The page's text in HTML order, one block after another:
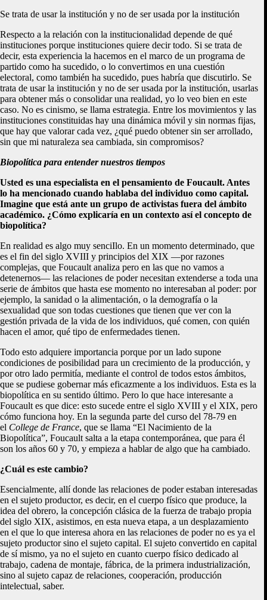
Se trata de usar la institución y no de ser usada por la institución
Respecto a la relación con la institucionalidad depende de qué
instituciones porque instituciones quiere decir todo. Si se trata de
decir, esta experiencia la hacemos en el marco de un programa de
partido como ha sucedido, o lo convertimos en una cuestión
electoral, como también ha sucedido, pues habría que discutirlo. Se
trata de usar la institución y no de ser usada por la institución, usarlas
para obtener más o consolidar una realidad, yo lo veo bien en este
caso. No es cinismo, se llama estrategia. Entre los movimientos y las
instituciones constituidas hay una dinámica móvil y sin normas fijas,
que hay que valorar cada vez, ¿qué puedo obtener sin ser arrollado,
sin que mi naturaleza sea cambiada, sin compromisos?
Biopolítica para entender nuestros tiempos
Usted es una especialista en el pensamiento de Foucault. Antes
lo ha mencionado cuando hablaba del individuo como capital.
Imagine que está ante un grupo de activistas fuera del ámbito
académico. ¿Cómo explicaría en un contexto así el concepto de
biopolítica?
En realidad es algo muy senciIlo. En un momento determinado, que
es el fin del siglo XVIII y principios del XIX —por razones
complejas, que Foucault analiza pero en las que no vamos a
detenernos— las relaciones de poder necesitan extenderse a toda una
serie de ámbitos que hasta ese momento no interesaban al poder: por
ejemplo, la sanidad o la alimentación, o la demografía o la
sexualidad que son todas cuestiones que tienen que ver con la
gestión privada de la vida de los individuos, qué comen, con quién
hacen el amor, qué tipo de enfermedades tienen.
Todo esto adquiere importancia porque por un lado supone
condiciones de posibilidad para un crecimiento de la producción, y
por otro lado permitía, mediante el control de todos estos ámbitos,
que se pudiese gobernar más eficazmente a los individuos. Esta es la
biopolítica en su sentido último. Pero lo que hace interesante a
Foucault es que dice: esto sucede entre el siglo XVIII y el XIX, pero
cómo funciona hoy. En la segunda parte del curso del 78-79 en
el College de France, que se llama “El Nacimiento de la
Biopolítica”, Foucault salta a la etapa contemporánea, que para él
son los años 60 y 70, y empieza a hablar de algo que ha cambiado.
¿Cuál es este cambio?
Esencialmente, allí donde las relaciones de poder estaban interesadas
en el sujeto productor, es decir, en el cuerpo físico que produce, la
idea del obrero, la concepción clásica de la fuerza de trabajo propia
del siglo XIX, asistimos, en esta nueva etapa, a un desplazamiento
en el que lo que interesa ahora en las relaciones de poder no es ya el
sujeto productor sino el sujeto capital. El sujeto convertido en capital
de sí mismo, ya no el sujeto en cuanto cuerpo físico dedicado al
trabajo, cadena de montaje, fábrica, de la primera industrialización,
sino al sujeto capaz de relaciones, cooperación, producción
intelectual, saber.